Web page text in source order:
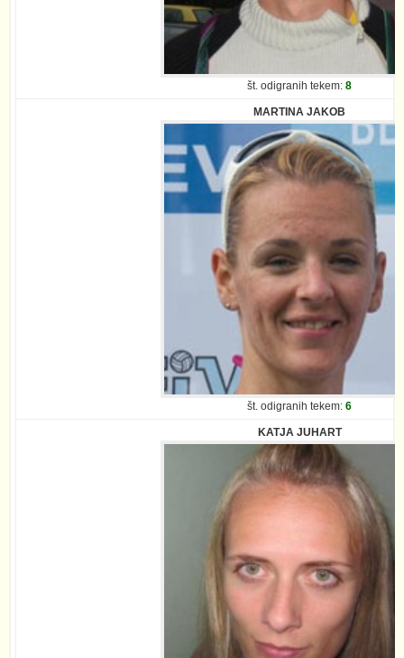
št. odigranih tekem:8
MARTINA JAKOB
št. odigranih tekem:6
KATJA JUHART